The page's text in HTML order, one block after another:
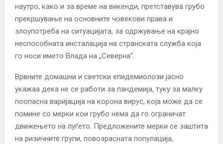
наутро, како и за време на викенди, претставува грубо
прекршување на основните човекови права и
злоупотреба на ситуацијата, за одржување на крајно
неспособната инсталација на странската служба која
го носи името Влада на „Северна“.
Врвните домашни и светски епидемиолози јасно
укажаа дека не се работи за пандемија, туку за малку
поопасна варијација на корона вирус, која може да се
помине со мерки кои грубо нема да го ограничат
движењето на луѓето. Предложените мерки се заштита
на ризичните групи, повозрасната популација,